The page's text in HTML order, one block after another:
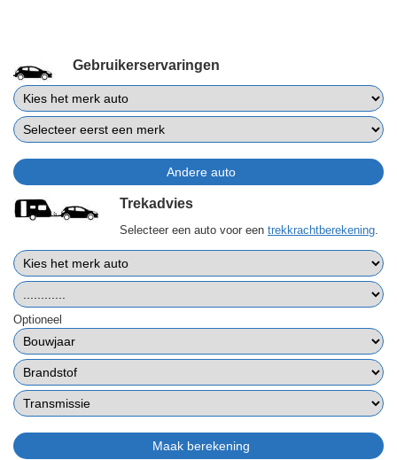
Gebruikerservaringen
Trekadvies
Selecteer een auto voor een trekkrachtberekening.
Optioneel